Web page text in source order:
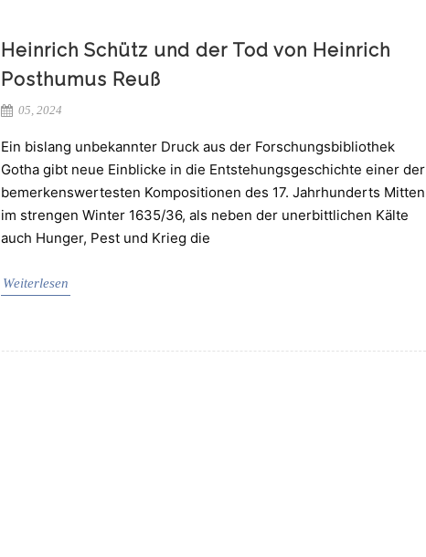
Heinrich Schütz und der Tod von Heinrich
Posthumus Reuß
05, 2024
Ein bislang unbekannter Druck aus der Forschungsbibliothek
Gotha gibt neue Einblicke in die Entstehungsgeschichte einer der
bemerkenswertesten Kompositionen des 17. Jahrhunderts Mitten
im strengen Winter 1635/36, als neben der unerbittlichen Kälte
auch Hunger, Pest und Krieg die
Weiterlesen